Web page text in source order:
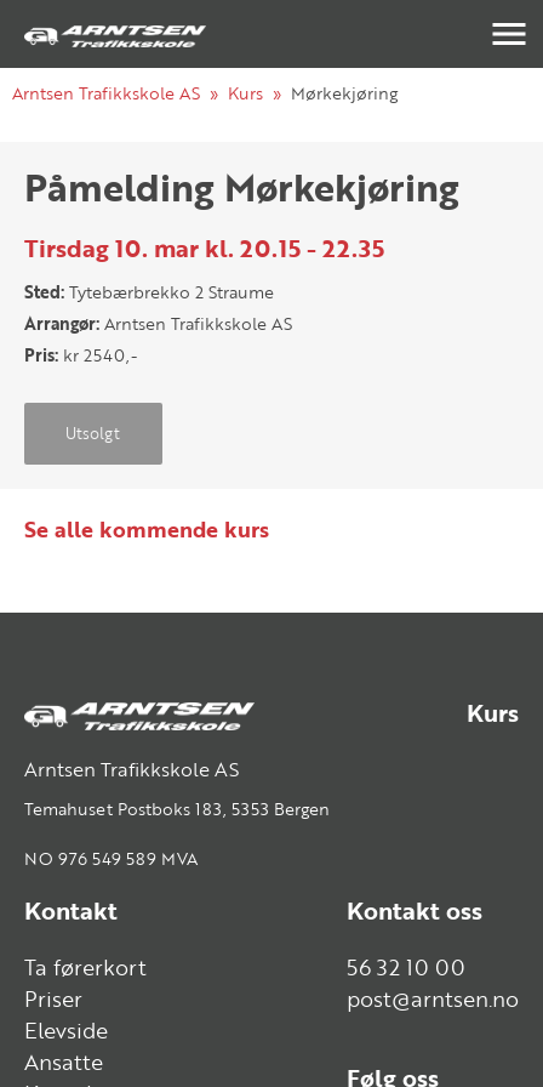
Arntsen Trafikkskole AS Kurs Mørkekjøring
Påmelding Mørkekjøring
Tirsdag 10. mar kl. 20.15 - 22.35
Sted:Tytebærbrekko 2 Straume
Arrangør:Arntsen Trafikkskole AS
Pris: kr 2540,-
Utsolgt
Se alle kommende kurs
Arntsen Trafikkskole AS
Temahuset Postboks 183, 5353 Bergen
NO 976 549 589 MVA
Kurs
Kontakt
Ta førerkort
Priser
Elevside
Ansatte
Kontakt oss
56 32 10 00
post@arntsen.no
Følg oss